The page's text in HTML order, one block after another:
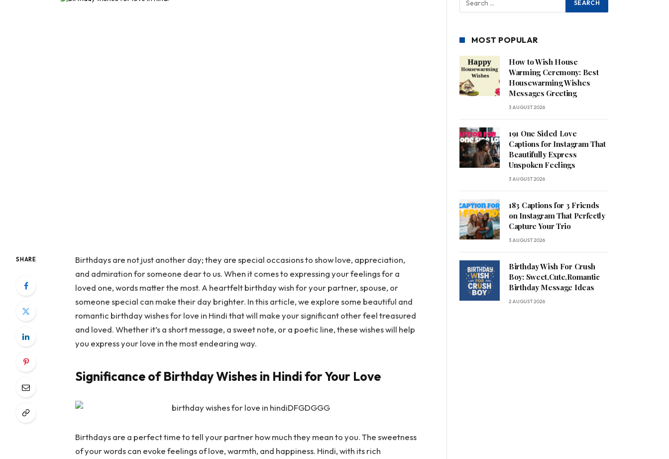
SHARE
Birthdays are not just another day; they are special occasions to show love, appreciation,
and admiration for someone dear to us. When it comes to expressing your feelings for a
loved one, words matter the most. A heartfelt birthday wish for your partner, spouse, or
someone special can make their day brighter. In this article, we explore some beautiful and
romantic birthday wishes for love in Hindi that will make your significant other feel treasured
and loved. Whether it’s a short message, a sweet note, or a poetic line, these wishes will help
you express your love in the most endearing way.
Significance of Birthday Wishes in Hindi for Your Love
Birthdays are a perfect time to tell your partner how much they mean to you. The sweetness
of your words can evoke feelings of love, warmth, and happiness. Hindi, with its rich
MOST POPULAR
How to Wish House
Warming Ceremony: Best
Housewarming Wishes
Messages Greeting
3 AUGUST 2026
191 One Sided Love
Captions for Instagram That
Beautifully Express
Unspoken Feelings
3 AUGUST 2026
183 Captions for 3 Friends
on Instagram That Perfectly
Capture Your Trio
3 AUGUST 2026
Birthday Wish For Crush
Boy: Sweet,Cute,Romantic
Birthday Message Ideas
2 AUGUST 2026